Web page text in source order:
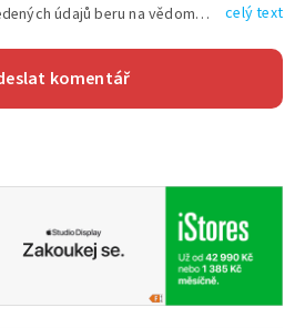
Vyplněním shora uvedených údajů beru na vědomí, že společnost TEXT FACTORY s.r.o., sídlem Brno, Durďákova 336/29, Černá Pole, PSČ: 613 00, IČ: 06157831, zapsané u Krajského soudu v Brně, oddíl C, vložka 100399, bude zpracovávat mé osobní údaje uvedené v rámci mnou vyplněného registračního formuláře na základě oprávněných zájmů TEXT FACTORY s.r.o. dle čl. 6 odst. 1 písm. f) GDPR a pro splnění právních povinností (čl. 6 odst. 1 písm. c) GDPR), a to pro tyto účely: nezbytnost zajistit oprávnění návštěvníka webových stránek provozovaných společností TEXT FACTORY s.r.o. přispívat aktivně ke zveřejněným článkům nebo v rámci diskusních fór a výkon práv TEXT FACTORY s.r.o. jako administrátora těchto diskusních fór. Více informací o zpracování osobních údajů a právech lze nalézt v celý text